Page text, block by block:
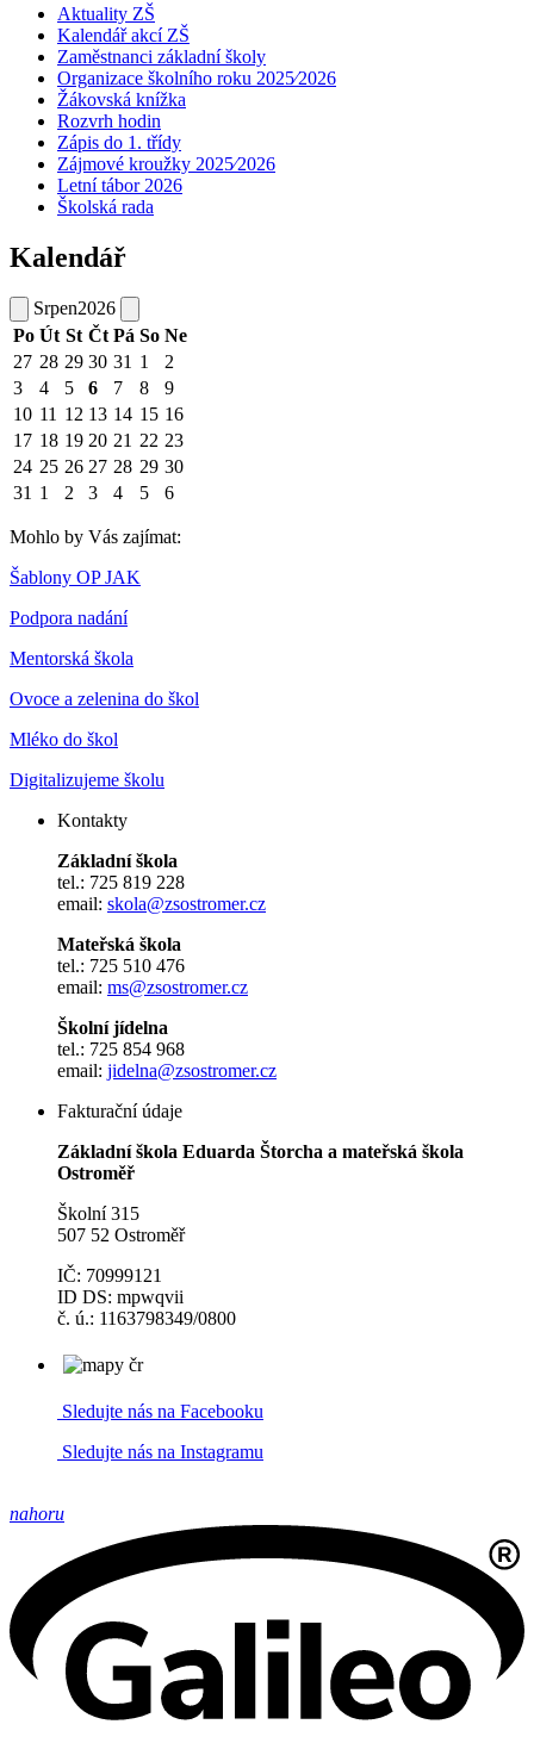
Aktuality ZŠ
Kalendář akcí ZŠ
Zaměstnanci základní školy
Organizace školního roku 2025⁄2026
Žákovská knížka
Rozvrh hodin
Zápis do 1. třídy
Zájmové kroužky 2025⁄2026
Letní tábor 2026
Školská rada
Kalendář
Srpen2026
Po Út St Čt Pá So Ne
27 28 29 30 31 1
2
3
4 5 6 7 8
9
10 11 12 13 14 15 16
17 18 19 20 21 22 23
24 25 26 27 28 29 30
31 1 2 3 4 5 6
Mohlo by Vás zajímat:
Šablony OP JAK
Podpora nadání
Mentorská škola
Ovoce a zelenina do škol
Mléko do škol
Digitalizujeme školu
Kontakty
Základní škola
tel.: 725 819 228
email: skola@zsostromer.cz
Mateřská škola
tel.: 725 510 476
email: ms@zsostromer.cz
Školní jídelna
tel.: 725 854 968
email: jidelna@zsostromer.cz
Fakturační údaje
Základní škola Eduarda Štorcha a mateřská škola
Ostroměř
Školní 315
507 52 Ostroměř
IČ: 70999121
ID DS: mpwqvii
č. ú.: 1163798349/0800
Sledujte nás na Facebooku
Sledujte nás na Instagramu
nahoru